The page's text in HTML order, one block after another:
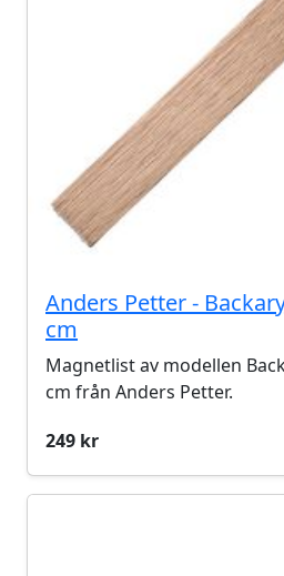
Anders Petter -
cm
Magnetlist av modellen
cm från Anders Petter.
249 kr